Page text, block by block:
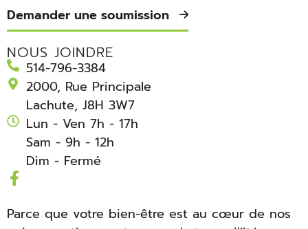
Demander une soumission
NOUS JOINDRE
514-796-3384
2000, Rue Principale
Lachute, J8H 3W7
Lun - Ven 7h - 17h
Sam - 9h - 12h
Dim - Fermé
Parce que votre bien-être est au cœur de nos